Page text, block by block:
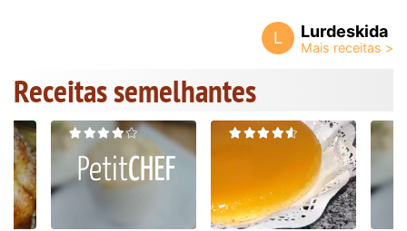
L Lurdeskida
Receitas semelhantes